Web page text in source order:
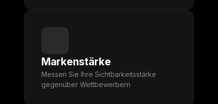
Markenstärke
Messen Sie Ihre Sichtbarkeitsstärke
gegenüber Wettbewerbern